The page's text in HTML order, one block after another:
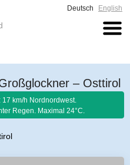
Deutsch English
– Osttirol
17 km/h Nordnordwest.
Regen. Maximal 24°C.